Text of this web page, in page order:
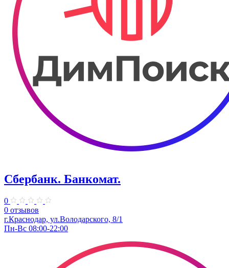
Сбербанк. Банкомат.
0
0 отзывов
​г.Краснодар, ул.​Володарского, 8/1
Пн-Вс 08:00-22:00